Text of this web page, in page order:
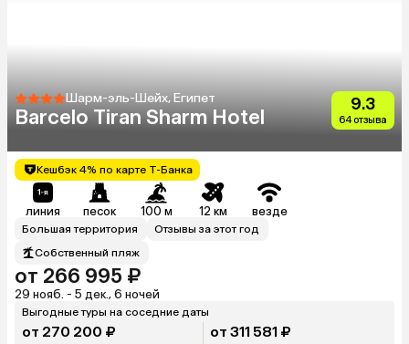
Шарм-эль-Шейх, Египет
Barcelo Tiran Sharm Hotel
9.3
64 отзыва
Кешбэк 4% по карте Т-Банка
линия песок 100 м 12 км везде
Большая территория
Отзывы за этот год
Собственный пляж
от 266 995 ₽
29 нояб. - 5 дек., 6 ночей
Выгодные туры на соседние даты
от 270 200 ₽ от 311 581 ₽